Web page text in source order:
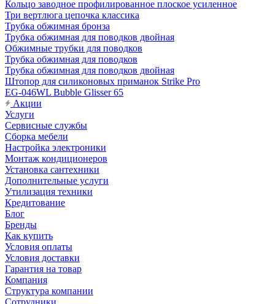
Кольцо заводное профилированное плоское усиленное
Три вертлюга цепочка классика
Трубка обжимная бронза
Трубка обжимная для поводков двойная
Обжимные трубки для поводков
Трубка обжимная для поводков
Трубка обжимная для поводков двойная
Штопор для силиконовых приманок Strike Pro
EG-046WL Bubble Glisser 65
Акции
Услуги
Сервисные службы
Сборка мебели
Настройка электроники
Монтаж кондиционеров
Установка сантехники
Дополнительные услуги
Утилизация техники
Кредитование
Блог
Бренды
Как купить
Условия оплаты
Условия доставки
Гарантия на товар
Компания
Структура компании
Сотрудники